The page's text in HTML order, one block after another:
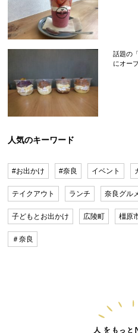
話題の
にオー
人気のキーワード
#お出かけ #奈良 イベント
テイクアウト ランチ 奈良グル
子どもとお出かけ 広陵町 橿原
＃奈良